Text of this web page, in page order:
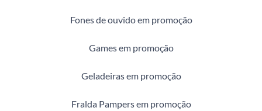
Fones de ouvido em promoção
Games em promoção
Geladeiras em promoção
Fralda Pampers em promoção